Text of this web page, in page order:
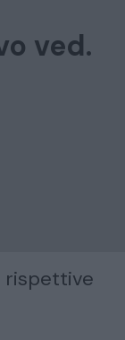
ved.
rispettive